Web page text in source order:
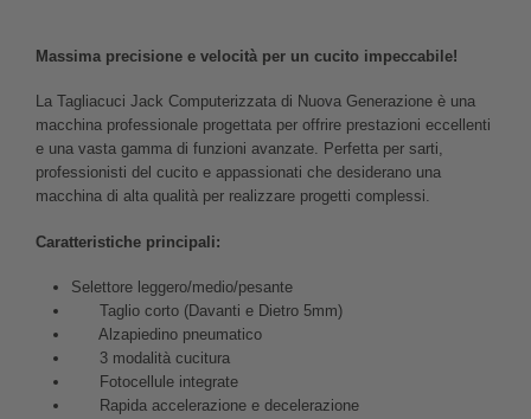
Massima precisione e velocità per un cucito impeccabile!
La Tagliacuci Jack Computerizzata di Nuova Generazione è una
macchina professionale progettata per offrire prestazioni eccellenti
e una vasta gamma di funzioni avanzate. Perfetta per sarti,
professionisti del cucito e appassionati che desiderano una
macchina di alta qualità per realizzare progetti complessi.
Caratteristiche principali:
Selettore leggero/medio/pesante
Taglio corto (Davanti e Dietro 5mm)
Alzapiedino pneumatico
3 modalità cucitura
Fotocellule integrate
Rapida accelerazione e decelerazione